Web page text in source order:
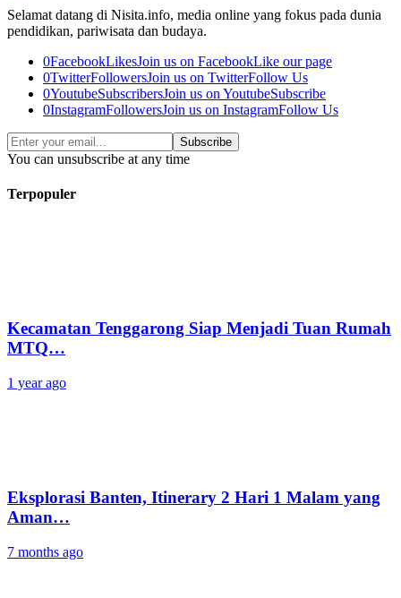
Selamat datang di Nisita.info, media online yang fokus pada dunia
pendidikan, pariwisata dan budaya.
0FacebookLikesJoin us on FacebookLike our page
0TwitterFollowersJoin us on TwitterFollow Us
0YoutubeSubscribersJoin us on YoutubeSubscribe
0InstagramFollowersJoin us on InstagramFollow Us
Subscribe
You can unsubscribe at any time
Terpopuler
Kecamatan Tenggarong Siap Menjadi Tuan Rumah
MTQ…
1 year ago
Eksplorasi Banten, Itinerary 2 Hari 1 Malam yang
Aman…
7 months ago